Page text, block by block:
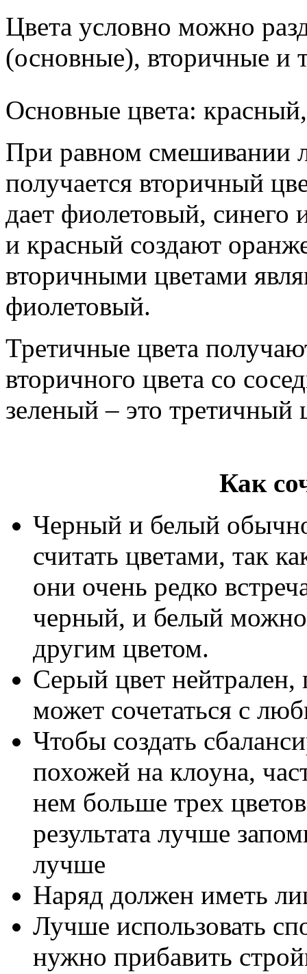
Цвета условно можно
(основные), вторичные и
Основные цвета:
При равном смешивании
получается вторичный
дает фиолетовый, синего
и красный создают
вторичными цветами
фиолетовый.
Третичные цвета
вторичного цвета со
зеленый – это третичный
Как
Черный и белый
считать цветами, так
они очень редко
черный, и белый
другим цветом.
Серый цвет нейтрален,
может сочетаться с
Чтобы создать
похожей на клоуна,
нем больше трех
результата лучше
лучше
Наряд должен иметь
Лучше использовать
нужно прибавить